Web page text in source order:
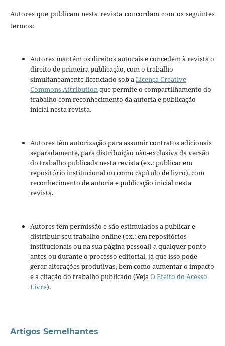
Autores que publicam nesta revista concordam com os seguintes
termos:
Autores mantém os direitos autorais e concedem à revista o
direito de primeira publicação, com o trabalho
simultaneamente licenciado sob aLicença Creative
Commons Attributionque permite o compartilhamento do
trabalho com reconhecimento da autoria e publicação
inicial nesta revista.
Autores têm autorização para assumir contratos adicionais
separadamente, para distribuição não-exclusiva da versão
do trabalho publicada nesta revista (ex.: publicar em
repositório institucional ou como capítulo de livro), com
reconhecimento de autoria e publicação inicial nesta
revista.
Autores têm permissão e são estimulados a publicar e
distribuir seu trabalho online (ex.: em repositórios
institucionais ou na sua página pessoal) a qualquer ponto
antes ou durante o processo editorial, já que isso pode
gerar alterações produtivas, bem como aumentar o impacto
e a citação do trabalho publicado (VejaO Efeito do Acesso
Livre).
Artigos Semelhantes